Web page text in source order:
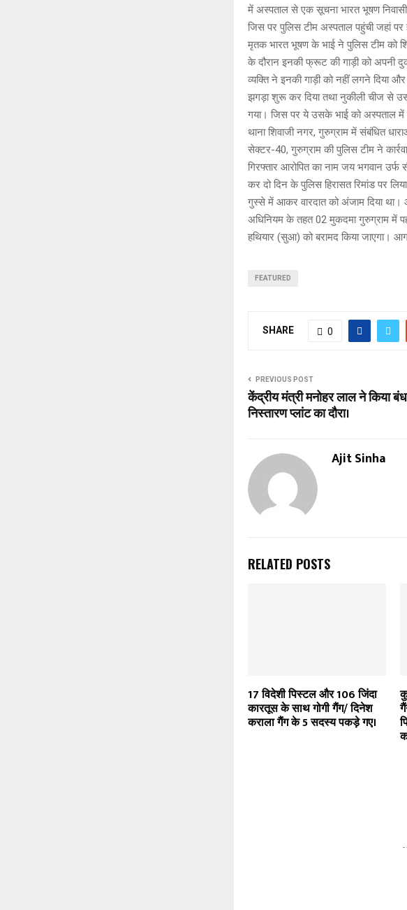
में अस्पताल से एक सूचना भारत भूषण
जिस पर पुलिस टीम अस्पताल पहुंची जहां
मृतक भारत भूषण के भाई ने पुलिस टीम को
के दौरान इनकी फ्रूट की गाड़ी को अपनी
व्यक्ति ने इनकी गाड़ी को नहीं लगने दिया
झगड़ा शुरू कर दिया तथा नुकीली चीज से
गया। जिस पर ये उसके भाई को अस्पताल में
थाना शिवाजी नगर, गुरुग्राम में संबंधित
सेक्टर-40, गुरुग्राम की पुलिस टीम ने
गिरफ्तार आरोपित का नाम जय भगवान उर्फ
कर दो दिन के पुलिस हिरासत रिमांड पर
गुस्से में आकर वारदात को अंजाम दिया
अधिनियम के तहत 02 मुकदमा गुरुग्राम में
हथियार (सुआ) को बरामद किया जाएगा।
FEATURED
SHARE 0
PREVIOUS POST
केंद्रीय मंत्री मनोहर लाल ने किया
निस्तारण प्लांट का दौरा।
Ajit Sinha
RELATED POSTS
17 विदेशी पिस्टल और 106 जिंदा
कारतूस के साथ गोगी गैंग/ दिनेश
कराला गैंग के 5 सदस्य पकड़े गए।